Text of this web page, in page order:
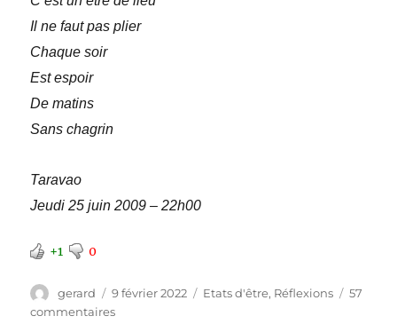
Il ne faut pas plier
Chaque soir
Est espoir
De matins
Sans chagrin
Taravao
Jeudi 25 juin 2009 – 22h00
+1 0
Auteur
gerard
Publié
le
9 février 2022 Catégories
Etats d'être, Réflexions
57
commentairessur